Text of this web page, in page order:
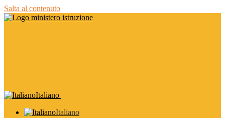
Salta al contenuto
Italiano
Italiano